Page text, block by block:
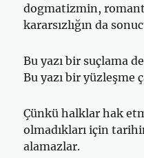
dogmatizmin,
kararsızlığın da
Bu yazı bir suçlama
Bu yazı bir yüzleşme
Çünkü halklar hak
olmadıkları için
alamazlar.